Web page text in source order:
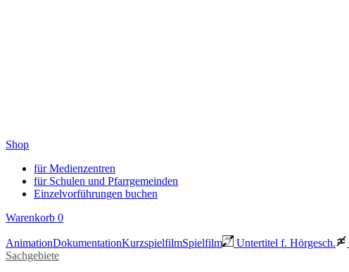
Shop
für Medienzentren
für Schulen und Pfarrgemeinden
Einzelvorführungen buchen
Warenkorb 0
AnimationDokumentationKurzspielfilmSpielfilm Untertitel f. Hörgesch.
Sachgebiete